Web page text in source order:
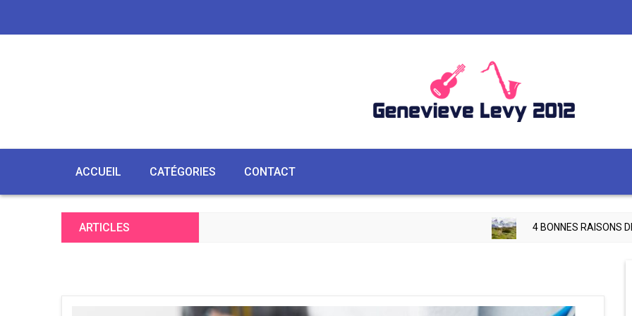
ACCUEIL CATÉGORIES CONTACT
ARTICLES 4 BONNES RAISONS DE